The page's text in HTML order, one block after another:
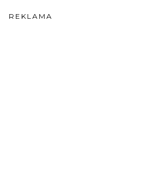
REKLAMA